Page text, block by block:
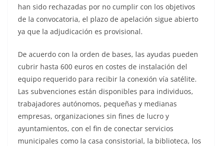
han sido rechazadas por no cumplir con los objetivos
de la convocatoria, el plazo de apelación sigue abierto
ya que la adjudicación es provisional.
De acuerdo con la orden de bases, las ayudas pueden
cubrir hasta 600 euros en costes de instalación del
equipo requerido para recibir la conexión vía satélite.
Las subvenciones están disponibles para individuos,
trabajadores autónomos, pequeñas y medianas
empresas, organizaciones sin fines de lucro y
ayuntamientos, con el fin de conectar servicios
municipales como la casa consistorial, la biblioteca, los